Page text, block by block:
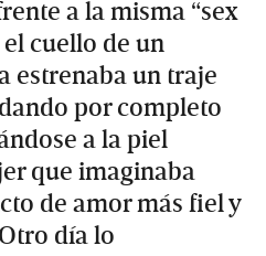
a la misma “sex
cuello de un
estrenaba un traje
por completo
a la piel
que imaginaba
de amor más fiel y
día lo